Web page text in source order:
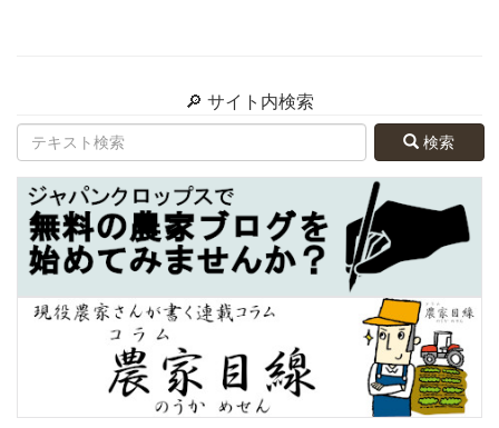
🔎 サイト内検索
検索